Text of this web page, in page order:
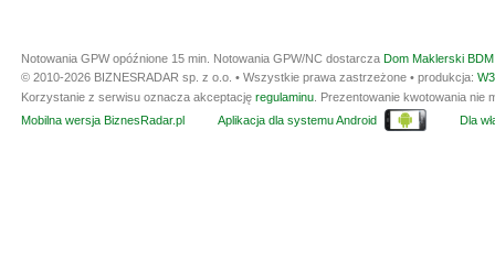
Notowania GPW opóźnione 15 min. Notowania GPW/NC dostarcza Dom Maklerski
© 2010-2026 BIZNESRADAR sp. z o.o. • Wszystkie prawa zastrzeżone • produkcja:
Korzystanie z serwisu oznacza akceptację regulaminu. Prezentowanie kwotowania nie
Mobilna wersja BiznesRadar.pl
Aplikacja dla systemu Android Dla